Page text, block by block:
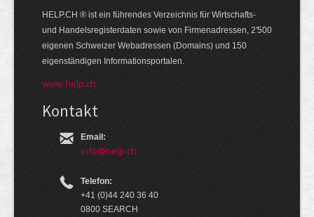
HELP.CH ® ist ein führendes Ver­zeich­nis für Wirt­schafts-
und Handels­register­daten so­wie von Firmen­adressen, 2'500
eige­nen Schweizer Web­adressen (Domains) und 150
eigen­ständigen Infor­mations­por­talen.
www.help.ch
Kontakt
Email:
info@help.ch
Telefon:
+41 (0)44 240 36 40
0800 SEARCH